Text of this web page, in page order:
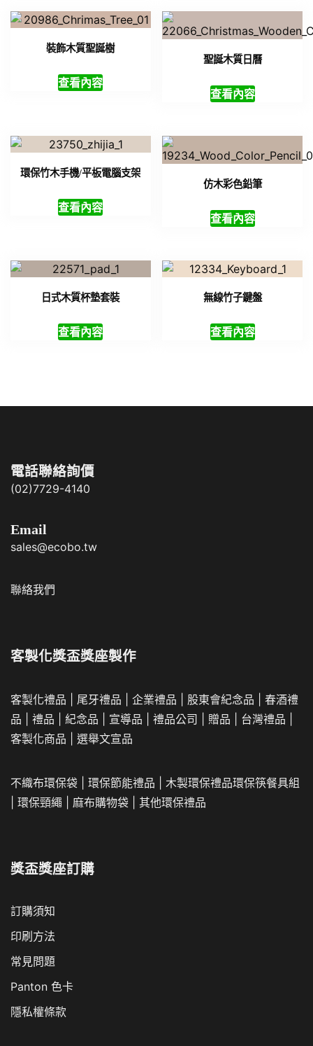
裝飾木質聖誕樹
查看內容
聖誕木質日曆
查看內容
環保竹木手機/平板電腦支架
查看內容
仿木彩色鉛筆
查看內容
日式木質杯墊套裝
查看內容
無線竹子鍵盤
查看內容
電話聯絡詢價
(02)7729-4140
Email
sales@ecobo.tw
聯絡我們
客製化獎盃獎座製作
客製化禮品 尾牙禮品 企業禮品 股東會紀念品
春酒禮
品
禮品 紀念品 宣導品 禮品公司 贈品 台灣禮品
客製化商品
選舉文宣品
不織布環保袋 環保節能禮品 木製環保禮品環保筷餐具組
環保頸繩 麻布購物袋 其他環保禮品
獎盃獎座訂購
訂購須知
印刷方法
常見問題
Panton 色卡
隱私權條款